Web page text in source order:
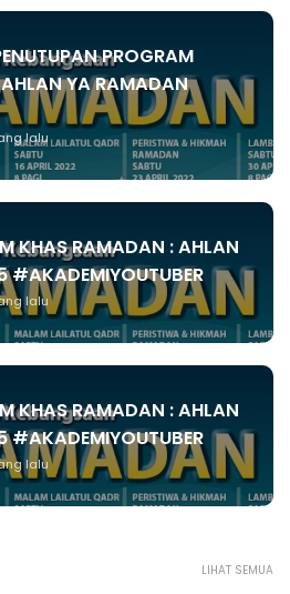
PROGRAM
YA RAMADAN
lalu
KHAS RAMADAN : AHLAN
lalu
KHAS RAMADAN : AHLAN
lalu
LIHAT SEMUA